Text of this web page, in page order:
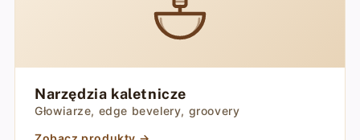
Narzędzia kaletnicze
Głowiarze, edge bevelery, groovery